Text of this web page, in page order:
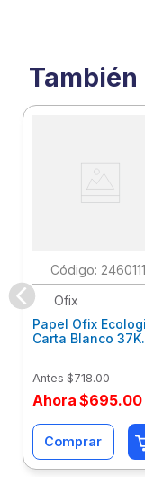
:
Ofix
Papel Ofix
Carta Blanco 37K
Antes $718.00
Ahora $695.00
Comprar